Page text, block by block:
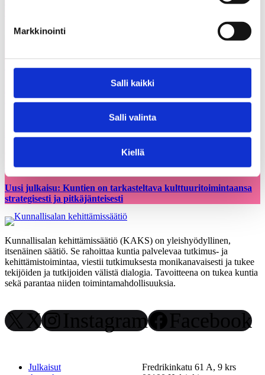
Markkinointi
Salli kaikki
Salli valinta
Kiellä
Uutiset
KAKS teki apurahapäätökset vuoden 2026 ensimmäisestä
hausta
Uutiset
Uusi julkaisu: Kuntien on tarkasteltava kulttuuritoimintaansa
strategisesti ja pitkäjänteisesti
Kunnallisalan kehittämissäätiö (KAKS) on yleishyödyllinen,
itsenäinen säätiö. Se rahoittaa kuntia palvelevaa tutkimus- ja
kehittämistoimintaa, viestii tutkimuksesta monikanavaisesti ja tukee
tekijöiden ja tutkijoiden välistä dialogia. Tavoitteena on tukea kuntia
sekä parantaa niiden toimintamahdollisuuksia.
X Instagram Facebook
Julkaisut
Fredrikinkatu 61 A, 9 krs